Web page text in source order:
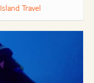
Travel